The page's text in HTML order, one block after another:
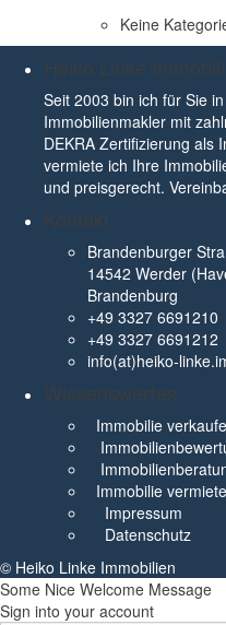
Keine
Heiko Linke
Seit 2003 bin ich für Sie
Immobilienmakler mit
DEKRA Zertifizierung als
vermiete ich Ihre
und preisgerecht.
Kontakt
Brandenburger
14542 Werder
Brandenburg
+49 3327 6691210
+49 3327 6691212
info(at)heiko-
Wissenswertes
Immobilie
Immobilie
Impressum
Datenschutz
© Heiko Linke Immobilien
Some Nice Welcome Message
Sign into your account